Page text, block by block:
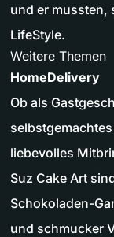
und er mussten,
LifeStyle.
Weitere Themen
HomeDelivery
Ob als
liebevolles
Suz Cake Art
Schokoladen-
und schmucker